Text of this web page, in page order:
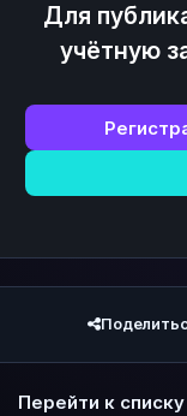
Для
учётную
Перейти к